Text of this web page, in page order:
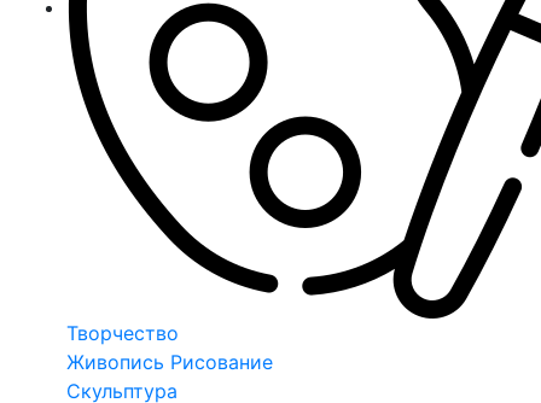
Творчество
Живопись Рисование
Скульптура